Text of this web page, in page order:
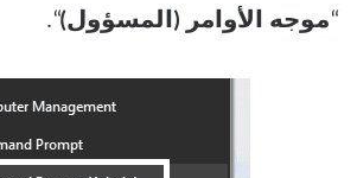
“موجه الأوامر (المسؤول)“.